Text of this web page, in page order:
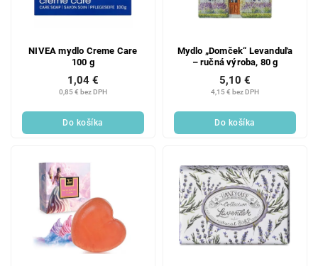
NIVEA mydlo Creme Care
100 g
0,85 € bez DPH
1,04 €
Do košíka
Mydlo „Domček“ Levanduľa
– ručná výroba, 80 g
4,15 € bez DPH
5,10 €
Do košíka